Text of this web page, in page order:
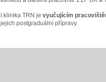
I.klinika TRN je vyučujícím
jejich postgraduální přípravy.